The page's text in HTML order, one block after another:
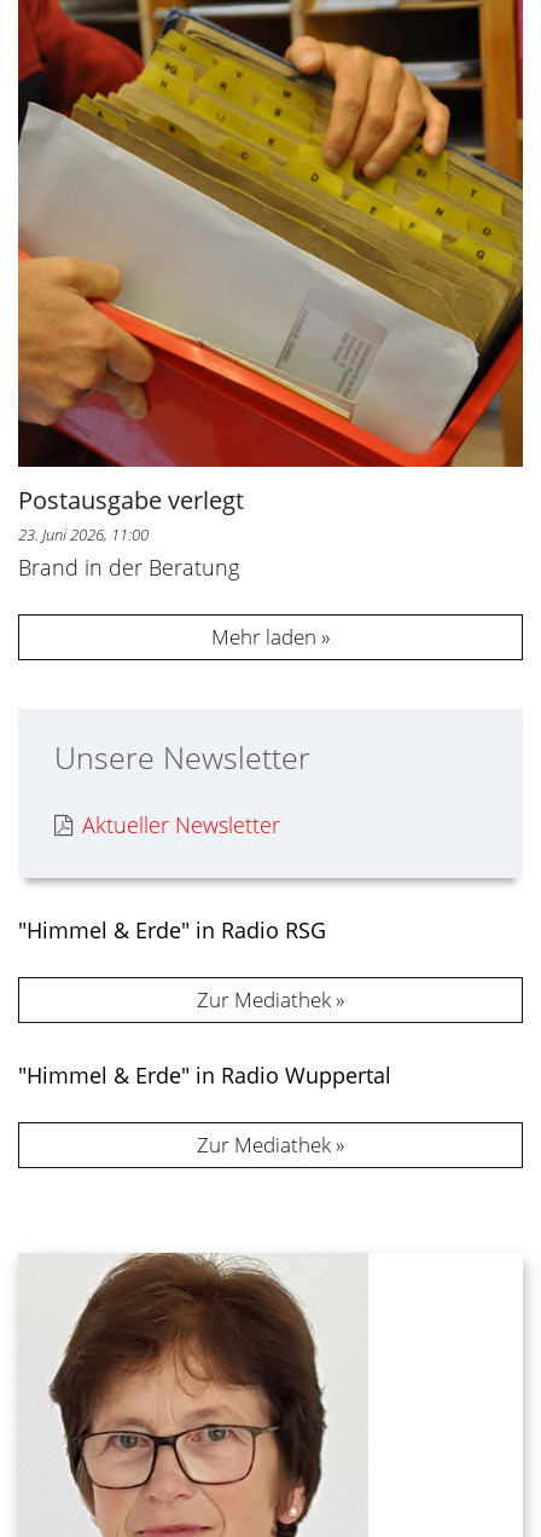
Postausgabe verlegt
23. Juni 2026, 11:00
Brand in der Beratung
Mehr laden
Unsere Newsletter
Aktueller Newsletter
"Himmel & Erde" in Radio RSG
Zur Mediathek
"Himmel & Erde" in Radio Wuppertal
Zur Mediathek